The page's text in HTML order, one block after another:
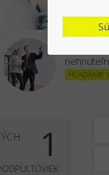
HĽADÁME
1